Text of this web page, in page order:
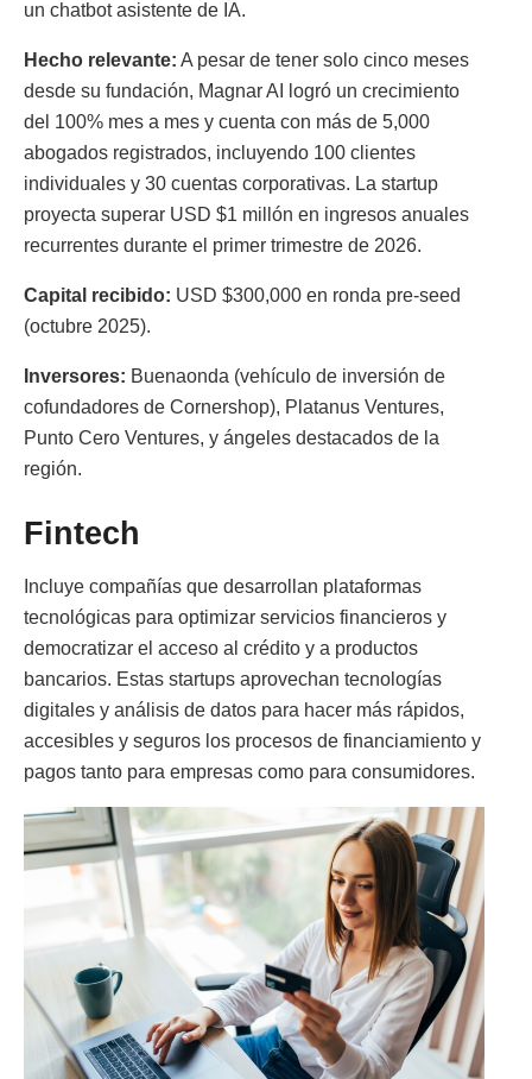
un chatbot asistente de IA.
Hecho relevante: A pesar de tener solo cinco meses
desde su fundación, Magnar AI logró un crecimiento
del 100% mes a mes y cuenta con más de 5,000
abogados registrados, incluyendo 100 clientes
individuales y 30 cuentas corporativas. La startup
proyecta superar USD $1 millón en ingresos anuales
recurrentes durante el primer trimestre de 2026.
Capital recibido: USD $300,000 en ronda pre-seed
(octubre 2025).
Inversores: Buenaonda (vehículo de inversión de
cofundadores de Cornershop), Platanus Ventures,
Punto Cero Ventures, y ángeles destacados de la
región.
Fintech
Incluye compañías que desarrollan plataformas
tecnológicas para optimizar servicios financieros y
democratizar el acceso al crédito y a productos
bancarios. Estas startups aprovechan tecnologías
digitales y análisis de datos para hacer más rápidos,
accesibles y seguros los procesos de financiamiento y
pagos tanto para empresas como para consumidores.